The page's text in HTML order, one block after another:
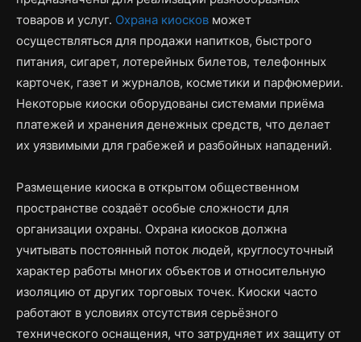
товаров и услуг. Охрана киосков может
осуществляться для продажи напитков, быстрого
питания, сигарет, лотерейных билетов, телефонных
карточек, газет и журналов, косметики и парфюмерии.
Некоторые киоски оборудованы системами приёма
платежей и хранения денежных средств, что делает
их уязвимыми для грабежей и разбойных нападений.
Размещение киоска в открытом общественном
пространстве создаёт особые сложности для
организации охраны. Охрана киосков должна
учитывать постоянный поток людей, круглосуточный
характер работы многих объектов и относительную
изоляцию от других торговых точек. Киоски часто
работают в условиях отсутствия серьёзного
технического оснащения, что затрудняет их защиту от